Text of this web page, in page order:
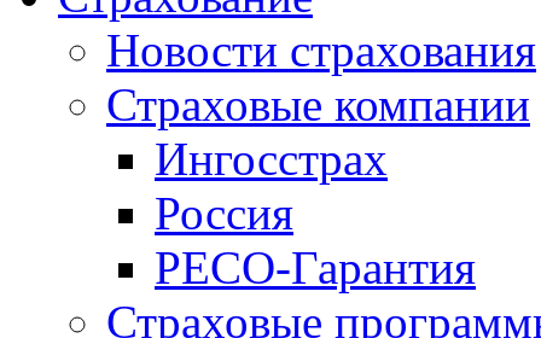
Новости страхования
Страховые компании
Ингосстрах
Россия
РЕСО-Гарантия
Страховые